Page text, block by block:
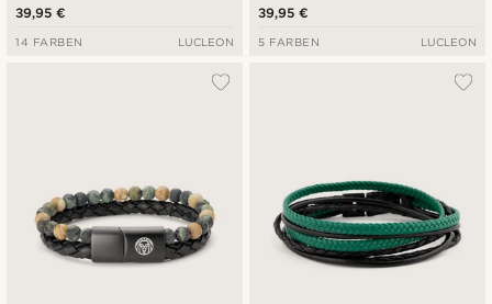
39,95 €
14 FARBEN LUCLEON
39,95 €
5 FARBEN LUCLEON